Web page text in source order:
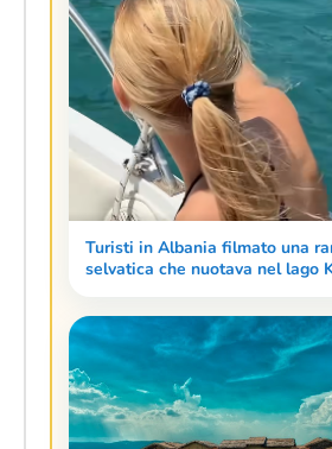
Turisti in Albania filmato una
selvatica che nuotava nel lago